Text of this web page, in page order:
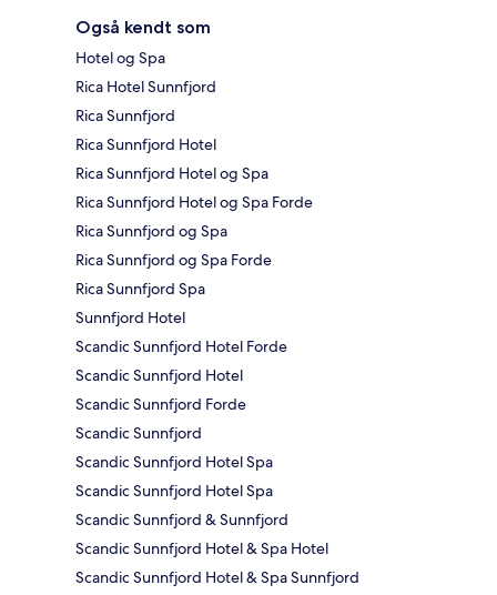
Også kendt som
Hotel og Spa
Rica Hotel Sunnfjord
Rica Sunnfjord
Rica Sunnfjord Hotel
Rica Sunnfjord Hotel og Spa
Rica Sunnfjord Hotel og Spa Forde
Rica Sunnfjord og Spa
Rica Sunnfjord og Spa Forde
Rica Sunnfjord Spa
Sunnfjord Hotel
Scandic Sunnfjord Hotel Forde
Scandic Sunnfjord Hotel
Scandic Sunnfjord Forde
Scandic Sunnfjord
Scandic Sunnfjord Hotel Spa
Scandic Sunnfjord Hotel Spa
Scandic Sunnfjord & Sunnfjord
Scandic Sunnfjord Hotel & Spa Hotel
Scandic Sunnfjord Hotel & Spa Sunnfjord